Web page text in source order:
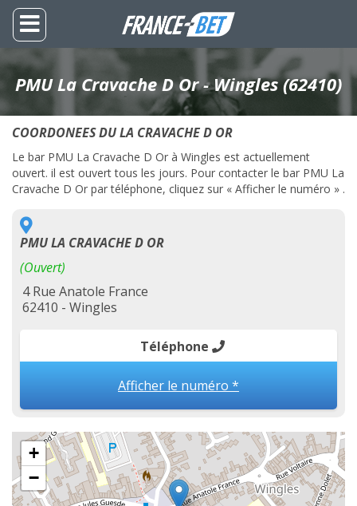
PMU La Cravache D Or - Wingles (62410)
COORDONEES DU LA CRAVACHE D OR
Le bar PMU La Cravache D Or à Wingles est actuellement
ouvert. il est ouvert tous les jours. Pour contacter le bar PMU La
Cravache D Or par téléphone, cliquez sur « Afficher le numéro » .
PMU LA CRAVACHE D OR
(Ouvert)
4 Rue Anatole France
62410 - Wingles
Téléphone
Afficher le numéro *
+
−